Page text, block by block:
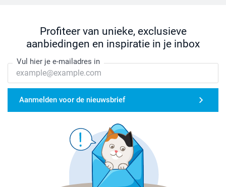
Profiteer van unieke, exclusieve
aanbiedingen en inspiratie in je inbox
Vul hier je e-mailadres in
Aanmelden voor de nieuwsbrief